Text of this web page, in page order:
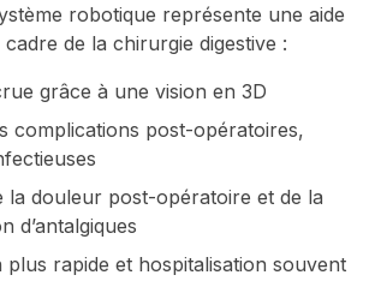
robotique représente une aide
de la chirurgie digestive :
grâce à une vision en 3D
complications post-opératoires,
la douleur post-opératoire et de la
d’antalgiques
plus rapide et hospitalisation souvent